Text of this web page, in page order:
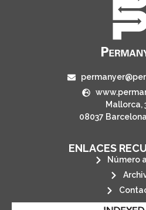
Mallorca,
08037
ENLACES
Número